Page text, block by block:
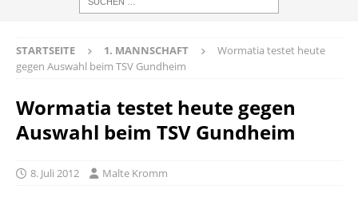
STARTSEITE 1. MANNSCHAFT
Wormatia testet heute
gegen Auswahl beim TSV Gundheim
Wormatia testet heute gegen
Auswahl beim TSV Gundheim
8. Juli 2012 Malte Kromm